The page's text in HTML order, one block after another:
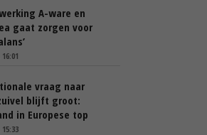
A-ware en
gaat zorgen voor
vraag naar
blijft groot:
in Europese top
15:33